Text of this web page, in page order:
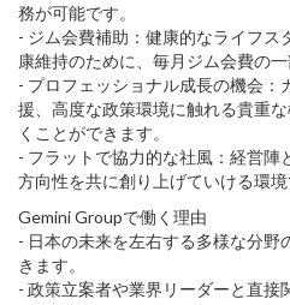
務が可能です。
- ジム会費補助：健康的なライフス
康維持のために、毎月ジム会費の一
- プロフェッショナル成長の機会：
援、高度な政策環境に触れる貴重
くことができます。
- フラットで協力的な社風：経営
方向性を共に創り上げていける環境
Gemini Groupで働く理由
- 日本の未来を左右する多様な分
きます。
- 政策立案者や業界リーダーと直接